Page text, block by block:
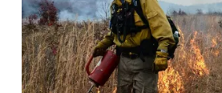
齊、青翠雅致的草坪，是庭院的重
變遷與水資源壓力加劇下，想維持
著不間斷的澆水與高耗水量。古斯
已經成為美國面積最大的灌溉作物
是這個創意倡議的關鍵，也是能最